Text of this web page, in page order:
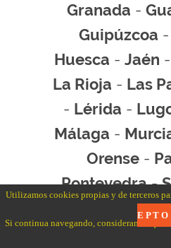
Granada -
Guipúzcoa -
Huesca - Jaén -
La Rioja - Las
- Lérida -
Málaga -
Orense -
Pontevedra-
Santa Cruz
Segovia-
Utilizamos cookies propias y de terceros
E P T O
Si continua navegando, consideramos que